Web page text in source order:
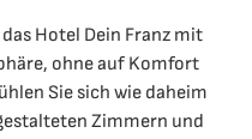
Hotel Dein Franz mit
ohne auf Komfort
Sie sich wie daheim
Zimmern und